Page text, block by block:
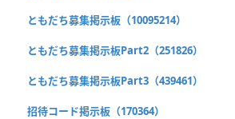
ともだち募集掲示板（10095214）
ともだち募集掲示板Part2（251826）
ともだち募集掲示板Part3（439461）
招待コード掲示板（170364）